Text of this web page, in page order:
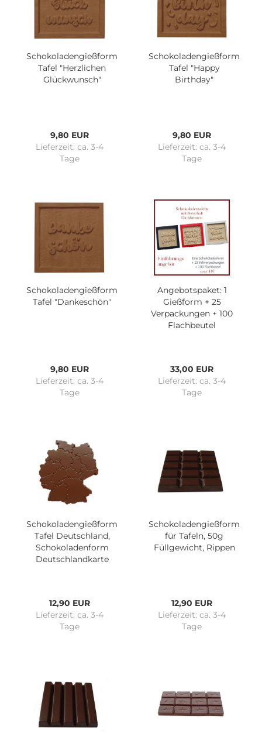
Schokoladengießform
Tafel "Herzlichen
Glückwunsch"
9,80 EUR
Lieferzeit: ca. 3-4
Tage
Schokoladengießform
Tafel "Happy
Birthday"
9,80 EUR
Lieferzeit: ca. 3-4
Tage
Schokoladengießform
Tafel "Dankeschön"
9,80 EUR
Lieferzeit: ca. 3-4
Tage
Angebotspaket: 1
Gießform + 25
Verpackungen + 100
Flachbeutel
33,00 EUR
Lieferzeit: ca. 3-4
Tage
Schokoladengießform
Tafel Deutschland,
Schokoladenform
Deutschlandkarte
12,90 EUR
Lieferzeit: ca. 3-4
Tage
Schokoladengießform
für Tafeln, 50g
Füllgewicht, Rippen
12,90 EUR
Lieferzeit: ca. 3-4
Tage